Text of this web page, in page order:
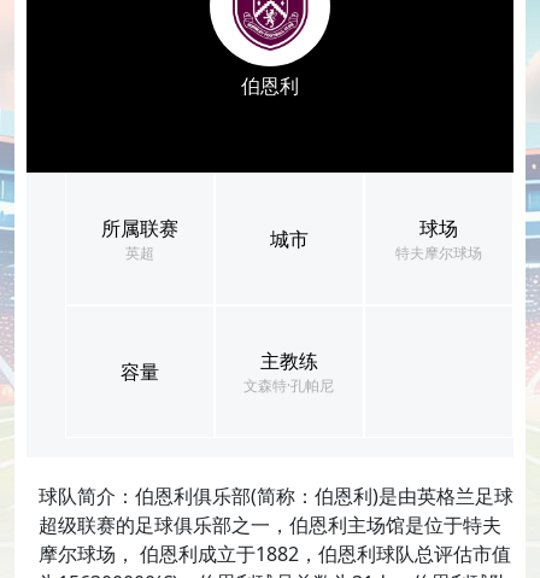
伯恩利
所属联赛
英超
城市 球场
特夫摩尔球场
容量 主教练
文森特·孔帕尼
球队简介：伯恩利俱乐部(简称：伯恩利)是由英格兰足球
超级联赛的足球俱乐部之一，伯恩利主场馆是位于特夫
摩尔球场， 伯恩利成立于1882，伯恩利球队总评估市值